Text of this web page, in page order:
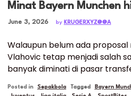
Minat Bayern Munchen
Posted on
June 3, 2026 by KRUGERXYZ@@A
Walaupun belum ada proposal
Vlahovic tetap menjadi salah
banyak diminati di pasar
Posted in Sepakbola Tagged Bayern